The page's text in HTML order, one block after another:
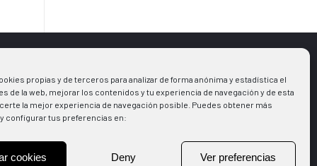
propias y de terceros para analizar de forma anónima y estadística el
de la web, mejorar los contenidos y tu experiencia de navegación y de esta
la mejor experiencia de navegación posible. Puedes obtener más
configurar tus preferencias en:
cookies Deny Ver preferencias
Municipal
Aviso legal
Política de Cookies